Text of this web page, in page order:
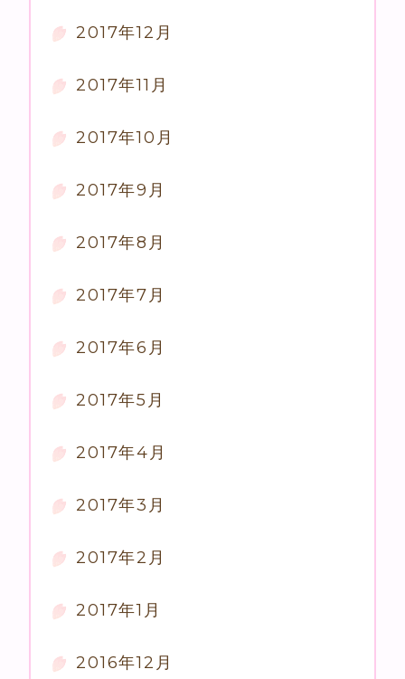
2017年12月
2017年11月
2017年10月
2017年9月
2017年8月
2017年7月
2017年6月
2017年5月
2017年4月
2017年3月
2017年2月
2017年1月
2016年12月